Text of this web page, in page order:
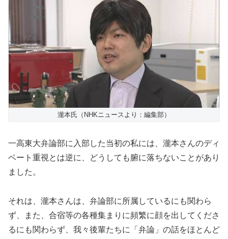
瀧本氏（NHKニュースより：編集部）
一高東大弁論部に入部した当初の私には、瀧本さんのディ
ベート重視とは逆に、どうしても腑に落ちないことがあり
ました。
それは、瀧本さんは、弁論部に所属しているにも関わら
ず、また、合宿等の各種集まりに頻繁に顔を出してくださ
るにも関わらず、我々後輩たちに「弁論」の話をほとんど